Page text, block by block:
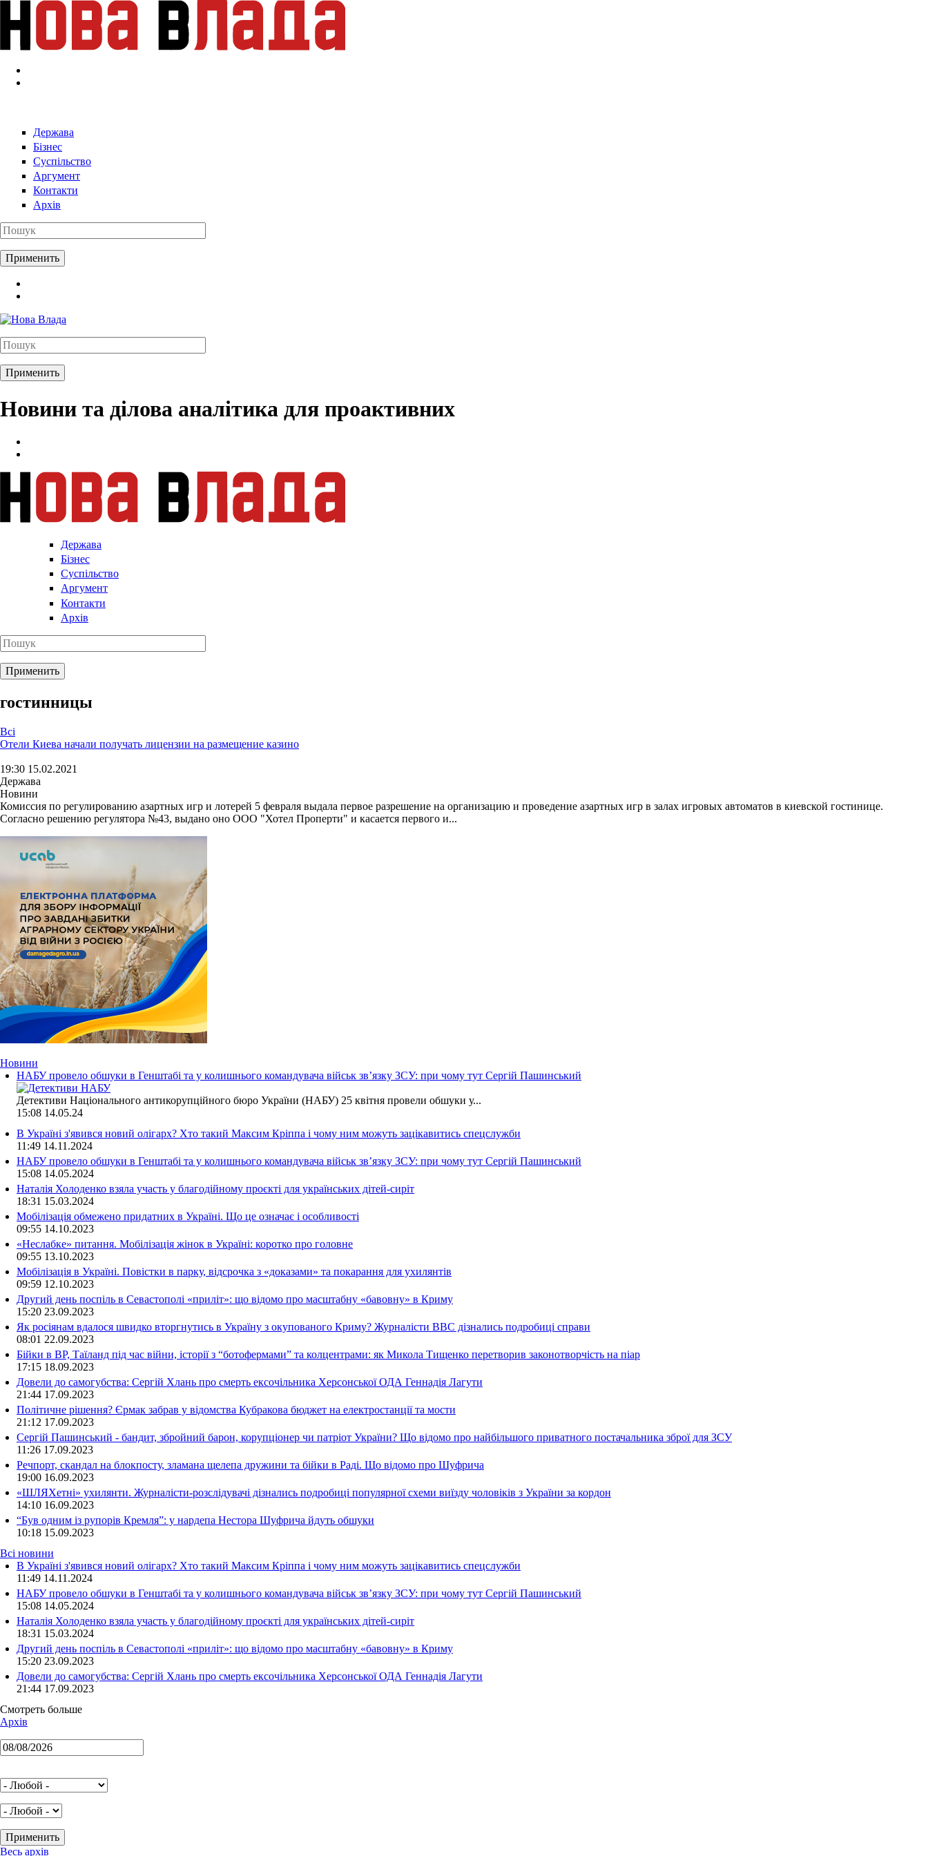
Перейти к основному содержанию
Держава
Бізнес
Суспільство
Аргумент
Контакти
Архів
Новини та ділова аналітика для проактивних
Держава
Бізнес
Суспільство
Аргумент
Контакти
Архів
гостинницы
Всі
Отели Киева начали получать лицензии на размещение казино
19:30 15.02.2021
Держава
Новини
Комиссия по регулированию азартных игр и лотерей 5 февраля выдала первое разрешение на организацию и проведение азартных игр в залах игровых автоматов в киевской гостинице.
Согласно решению регулятора №43, выдано оно ООО "Хотел Проперти" и касается первого и...
Новини
НАБУ провело обшуки в Генштабі та у колишнього командувача військ зв’язку ЗСУ: при чому тут Сергій Пашинський
Детективи Національного антикорупційного бюро України (НАБУ) 25 квітня провели обшуки у...
15:08 14.05.24
В Україні з'явився новий олігарх? Хто такий Максим Кріппа і чому ним можуть зацікавитись спецслужби
11:49 14.11.2024
НАБУ провело обшуки в Генштабі та у колишнього командувача військ зв’язку ЗСУ: при чому тут Сергій Пашинський
15:08 14.05.2024
Наталія Холоденко взяла участь у благодійному проєкті для українських дітей-сиріт
18:31 15.03.2024
Мобілізація обмежено придатних в Україні. Що це означає і особливості
09:55 14.10.2023
«Неслабке» питання. Мобілізація жінок в Україні: коротко про головне
09:55 13.10.2023
Мобілізація в Україні. Повістки в парку, відсрочка з «доказами» та покарання для ухилянтів
09:59 12.10.2023
Другий день поспіль в Севастополі «приліт»: що відомо про масштабну «бавовну» в Криму
15:20 23.09.2023
Як росіянам вдалося швидко вторгнутись в Україну з окупованого Криму? Журналісти ВВС дізнались подробиці справи
08:01 22.09.2023
Бійки в ВР, Таїланд під час війни, історії з “ботофермами” та колцентрами: як Микола Тищенко перетворив законотворчість на піар
17:15 18.09.2023
Довели до самогубства: Сергій Хлань про смерть ексочільника Херсонської ОДА Геннадія Лагути
21:44 17.09.2023
Політичне рішення? Єрмак забрав у відомства Кубракова бюджет на електростанції та мости
21:12 17.09.2023
Сергій Пашинський - бандит, збройний барон, корупціонер чи патріот України? Що відомо про найбільшого приватного постачальника зброї для ЗСУ
11:26 17.09.2023
Речпорт, скандал на блокпосту, зламана щелепа дружини та бійки в Раді. Що відомо про Шуфрича
19:00 16.09.2023
«ШЛЯХетні» ухилянти. Журналісти-розслідувачі дізнались подробиці популярної схеми виїзду чоловіків з України за кордон
14:10 16.09.2023
“Був одним із рупорів Кремля”: у нардепа Нестора Шуфрича йдуть обшуки
10:18 15.09.2023
Всі новини
В Україні з'явився новий олігарх? Хто такий Максим Кріппа і чому ним можуть зацікавитись спецслужби
11:49 14.11.2024
НАБУ провело обшуки в Генштабі та у колишнього командувача військ зв’язку ЗСУ: при чому тут Сергій Пашинський
15:08 14.05.2024
Наталія Холоденко взяла участь у благодійному проєкті для українських дітей-сиріт
18:31 15.03.2024
Другий день поспіль в Севастополі «приліт»: що відомо про масштабну «бавовну» в Криму
15:20 23.09.2023
Довели до самогубства: Сергій Хлань про смерть ексочільника Херсонської ОДА Геннадія Лагути
21:44 17.09.2023
Смотреть больше
Архів
Весь архів